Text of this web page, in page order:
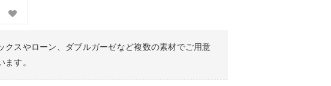
スやローン、ダブルガーゼなど複数の素材でご用意
す。